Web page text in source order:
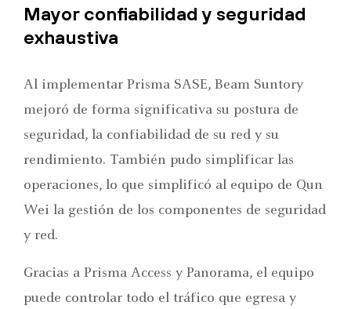
Mayor confiabilidad y seguridad
exhaustiva
Al implementar Prisma SASE, Beam Suntory
mejoró de forma significativa su postura de
seguridad, la confiabilidad de su red y su
rendimiento. También pudo simplificar las
operaciones, lo que simplificó al equipo de Qun
Wei la gestión de los componentes de seguridad
y red.
Gracias a Prisma Access y Panorama, el equipo
puede controlar todo el tráfico que egresa y